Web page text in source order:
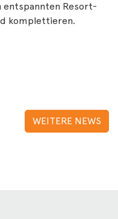
entspannten Resort-
komplettieren.
WEITERE NEWS